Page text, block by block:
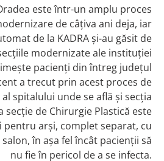
este într-un amplu proces
de câțiva ani deja, iar
de la KADRA și-au găsit de
modernizate ale instituției
pacienți din întreg județul
a trecut prin acest proces de
spitalului unde se află și secția
secție de Chirurgie Plastică este
pentru arși, complet separat, cu
în așa fel încât pacienții să
nu fie în pericol de a se infecta.